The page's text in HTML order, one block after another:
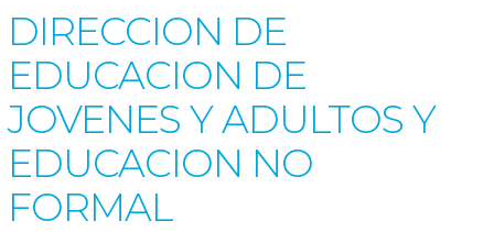
DIRECCION DE
EDUCACION DE
JOVENES Y ADULTOS Y
EDUCACION NO
FORMAL